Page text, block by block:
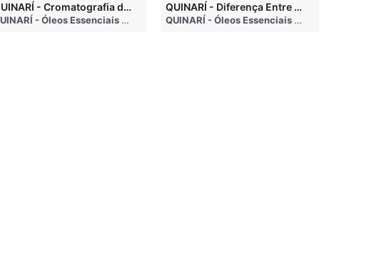
• 3 months ago
QUINARÍ - Cromatografia de Óleos Essenciais, ABRAROMA e Marcas Confiáveis
QUINARÍ - Óleos Essenciais e Aromaterapia • 3 months ago
QUINARÍ - Diferença Entre Óleo Essencial e Hidrolato
QUINARÍ - Óleos Essenciais e Aromaterapia